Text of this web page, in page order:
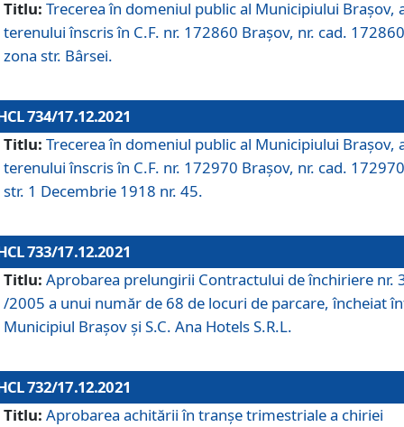
Titlu: Trecerea în domeniul public al Municipiului Braşov,
terenului înscris în C.F. nr. 172860 Brașov, nr. cad.
zona str. Bârsei.
734/17.12.2021
Titlu: Trecerea în domeniul public al Municipiului Braşov,
terenului înscris în C.F. nr. 172970 Brașov, nr. cad.
str. 1 Decembrie 1918 nr. 45.
733/17.12.2021
Titlu: Aprobarea prelungirii Contractului de închiriere nr.
/2005 a unui număr de 68 de locuri de parcare, încheiat
Municipiul Braşov şi S.C. Ana Hotels S.R.L.
732/17.12.2021
Titlu: Aprobarea achitării în tranșe trimestriale a chiriei